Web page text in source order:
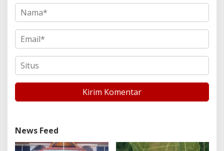
News Feed